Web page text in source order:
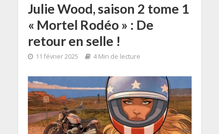
Julie Wood, saison 2 tome 1
« Mortel Rodéo » : De
retour en selle !
11 février 2025 4 Min de lecture